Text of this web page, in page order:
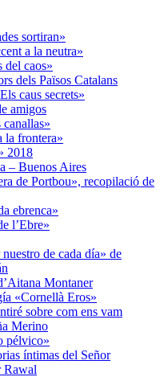
sortiran»
a la neutra»
del caos»
dels Països Catalans
caus secrets»
amigos
la frontera»
2018
– Buenos Aires
de Portbou», recopilació de
ebrenca»
l’Ebre»
de cada día» de
Montaner
«Cornellà Eros»
sobre com ens vam
Merino
pélvico»
íntimas del Señor
Rawal